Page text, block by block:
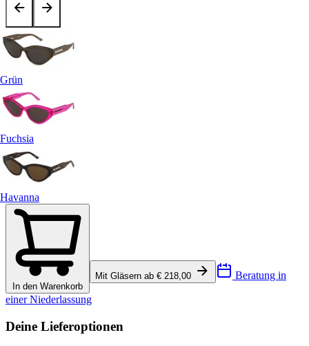
Grün
Fuchsia
Havanna
In den Warenkorb
Mit Gläsern ab € 218,00 Beratung in
einer Niederlassung
Deine Lieferoptionen